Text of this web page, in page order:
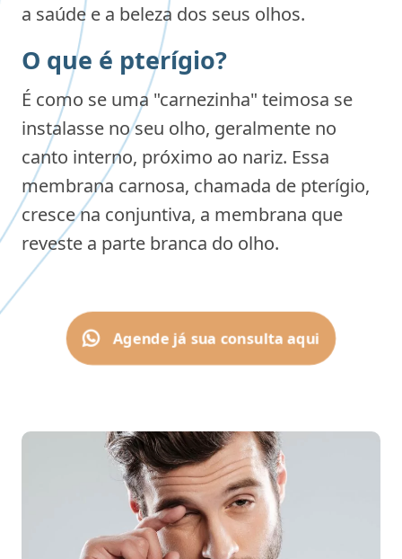
a saúde e a beleza dos seus olhos.
O que é pterígio?
É como se uma "carnezinha" teimosa se
instalasse no seu olho, geralmente no
canto interno, próximo ao nariz. Essa
membrana carnosa, chamada de pterígio,
cresce na conjuntiva, a membrana que
reveste a parte branca do olho.
Agende já sua consulta aqui